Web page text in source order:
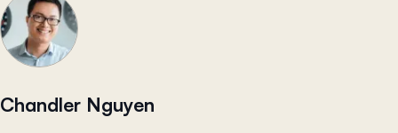
Chandler Nguyen